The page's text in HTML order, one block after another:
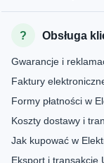
Obsługa
Gwarancje i
Faktury
Formy płatności w
Koszty dostawy i
Jak kupować w
Eksport i transakcje